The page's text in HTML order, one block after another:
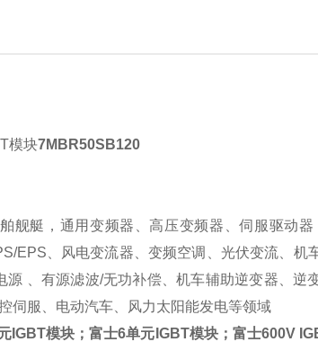
模块7MBR50SB120
舰艇，通用变频器、高压变频器、伺服驱动
EPS、风电变流器、变频空调、光伏变流、机
、有源滤波/无功补偿、机车辅助逆变器、逆
伺服、电动汽车、风力太阳能发电等领域
IGBT模块；富士6单元IGBT模块；富士600V